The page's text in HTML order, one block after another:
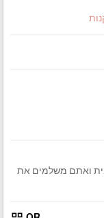
ואתם משלמים את